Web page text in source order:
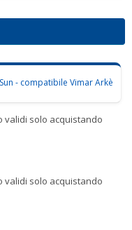
- compatibile Vimar Arkè
validi solo acquistando
validi solo acquistando